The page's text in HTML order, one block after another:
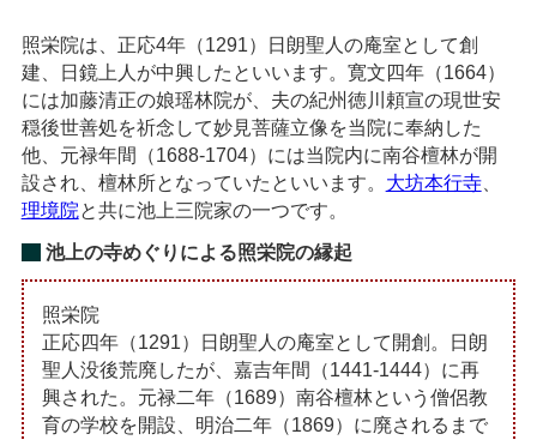
照栄院は、正応4年（1291）日朗聖人の庵室として創
建、日鏡上人が中興したといいます。寛文四年（1664）
には加藤清正の娘瑶林院が、夫の紀州徳川頼宣の現世安
穏後世善処を祈念して妙見菩薩立像を当院に奉納した
他、元禄年間（1688-1704）には当院内に南谷檀林が開
設され、檀林所となっていたといいます。 大坊本行寺、
理境院と共に池上三院家の一つです。
池上の寺めぐりによる照栄院の縁起
照栄院
正応四年（1291）日朗聖人の庵室として開創。日朗
聖人没後荒廃したが、嘉吉年間（1441-1444）に再
興された。元禄二年（1689）南谷檀林という僧侶教
育の学校を開設、明治二年（1869）に廃されるまで